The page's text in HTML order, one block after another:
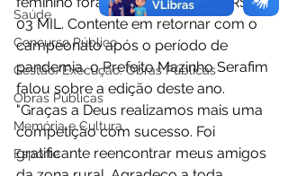
Saúde
Concurso Público
Gestão/Execução: Obras Públicas
Obras Públicas
Memória e Cultura
Esporte
03 MIL. Contente em retornar com o
campeonato após o período de
pandemia, o Prefeito Mazinho Serafim
falou sobre a edição deste ano.
"Graças a Deus realizamos mais uma
competição com sucesso. Foi
gratificante reencontrar meus amigos